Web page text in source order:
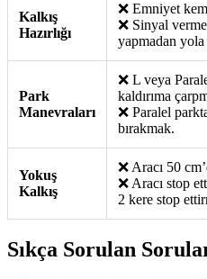
Kalkış
Hazırlığı
❌ Emniyet
❌ Sinyal
yapmadan yola
Park
Manevraları
❌ L veya
kaldırıma
❌ Paralel
bırakmak.
Yokuş
Kalkış
❌ Aracı 50
❌ Aracı stop
2 kere stop
Sıkça Sorulan